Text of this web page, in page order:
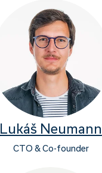
Lukáš Neumann
CTO & Co-founder